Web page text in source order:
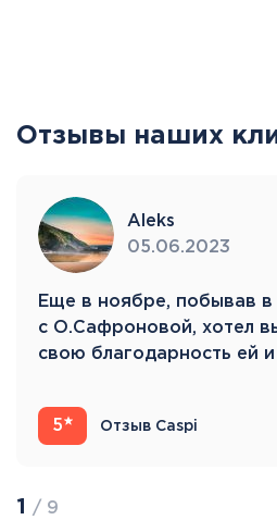
Отзывы наших
Aleks
05.06.2023
Eще в ноябре, побывав в
с О.Сафроновой, хотел
свою благодарность ей
5 Отзыв Caspi
1 / 9